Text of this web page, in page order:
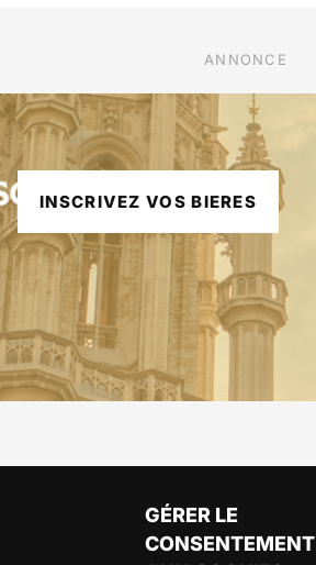
GÉRER LE
CONSENTEMENT
ANNONCE
INSCRIVEZ VOS BIERES